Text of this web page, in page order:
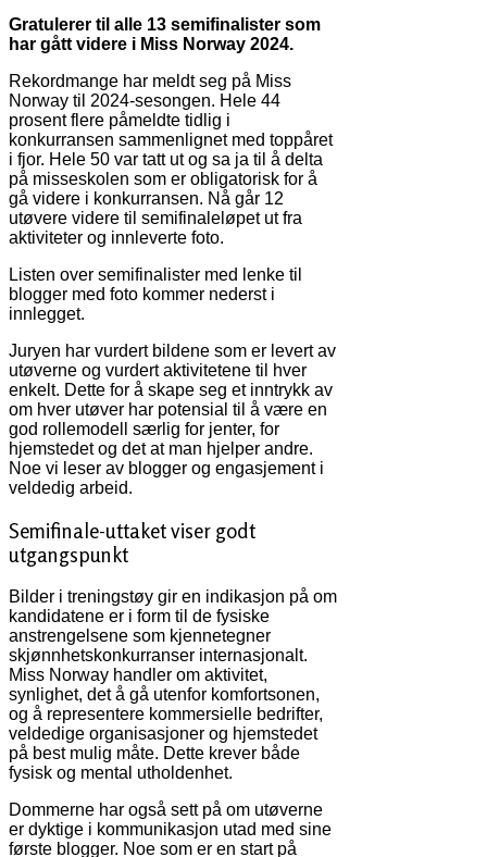
Gratulerer til alle 13 semifinalister som
har gått videre i Miss Norway 2024.
Rekordmange har meldt seg på Miss
Norway til 2024-sesongen. Hele 44
prosent flere påmeldte tidlig i
konkurransen sammenlignet med toppåret
i fjor. Hele 50 var tatt ut og sa ja til å delta
på misseskolen som er obligatorisk for å
gå videre i konkurransen. Nå går 12
utøvere videre til semifinaleløpet ut fra
aktiviteter og innleverte foto.
Listen over semifinalister med lenke til
blogger med foto kommer nederst i
innlegget.
Juryen har vurdert bildene som er levert av
utøverne og vurdert aktivitetene til hver
enkelt. Dette for å skape seg et inntrykk av
om hver utøver har potensial til å være en
god rollemodell særlig for jenter, for
hjemstedet og det at man hjelper andre.
Noe vi leser av blogger og engasjement i
veldedig arbeid.
Semifinale-uttaket viser godt
utgangspunkt
Bilder i treningstøy gir en indikasjon på om
kandidatene er i form til de fysiske
anstrengelsene som kjennetegner
skjønnhetskonkurranser internasjonalt.
Miss Norway handler om aktivitet,
synlighet, det å gå utenfor komfortsonen,
og å representere kommersielle bedrifter,
veldedige organisasjoner og hjemstedet
på best mulig måte. Dette krever både
fysisk og mental utholdenhet.
Dommerne har også sett på om utøverne
er dyktige i kommunikasjon utad med sine
første blogger. Noe som er en start på